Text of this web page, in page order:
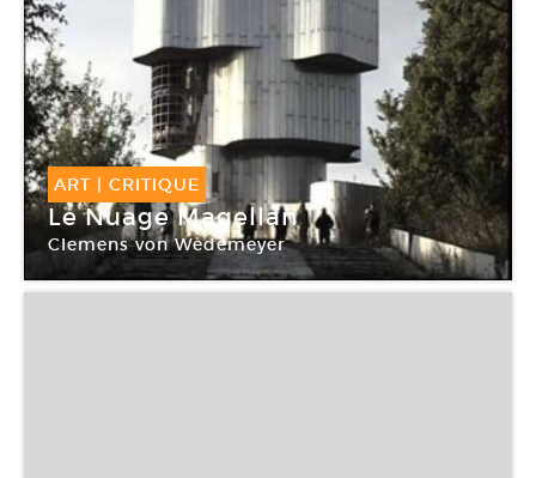
ART | CRITIQUE
Le Nuage Magellan
Clemens von Wedemeyer
Centre Pompidou Paris